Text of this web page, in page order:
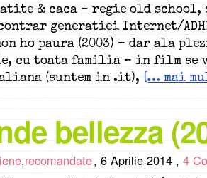
& caca – regie old school,
generatiei Internet/
ho paura (2003) – dar ala
cu toata familia – in film se
(suntem in .it), [… mai
bellezza
,recomandate, 6 Aprilie 2014 , 4